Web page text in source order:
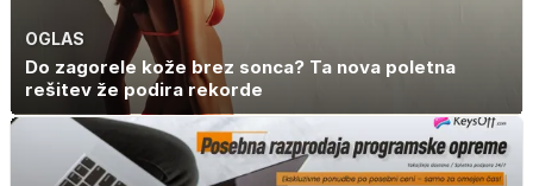
OGLAS
Do zagorele kože brez sonca? Ta nova poletna
rešitev že podira rekorde